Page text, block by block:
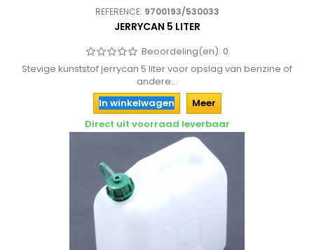
REFERENCE: 9700193/530033
JERRYCAN 5 LITER
Beoordeling(en): 0
Stevige kunststof jerrycan 5 liter voor opslag van benzine of
andere...
In winkelwagen
Meer
Direct uit voorraad leverbaar